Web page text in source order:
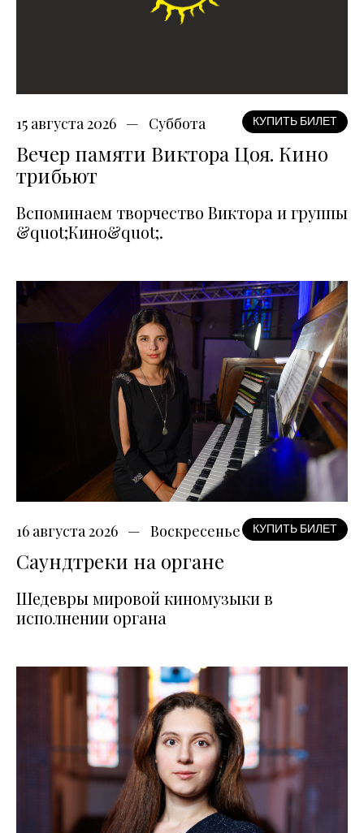
15 августа 2026 Суббота КУПИТЬ БИЛЕТ
Вечер памяти Виктора Цоя. Кино
трибьют
Вспоминаем творчество Виктора и группы
&quot;Кино&quot;.
16 августа 2026 Воскресенье КУПИТЬ БИЛЕТ
Саундтреки на органе
Шедевры мировой киномузыки в
исполнении органа